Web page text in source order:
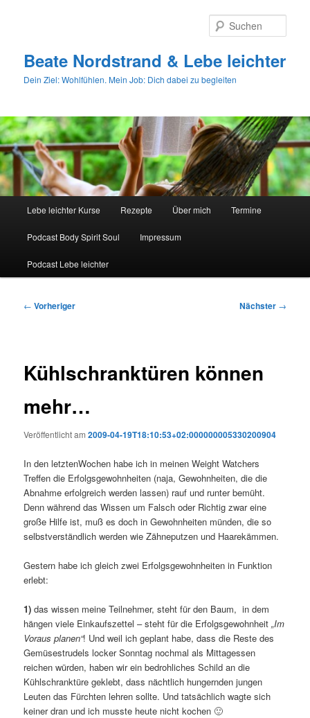
Beate Nordstrand & Lebe leichter
Dein Ziel: Wohlfühlen. Mein Job: Dich dabei zu begleiten
Lebe leichter Kurse Rezepte Über mich Termine
Podcast Body Spirit Soul Impressum
Podcast Lebe leichter
Beitragsnavigation
← Vorheriger Nächster →
Kühlschranktüren können
mehr…
Veröffentlicht am2009-04-19T18:10:53+02:000000005330200904
In den letztenWochen habe ich in meinen Weight Watchers
Treffen die Erfolgsgewohnheiten (naja, Gewohnheiten, die die
Abnahme erfolgreich werden lassen) rauf und runter bemüht.
Denn während das Wissen um Falsch oder Richtig zwar eine
große Hilfe ist, muß es doch in Gewohnheiten münden, die so
selbstverständlich werden wie Zähneputzen und Haarekämmen.
Gestern habe ich gleich zwei Erfolgsgewohnheiten in Funktion
erlebt:
1)das wissen meine Teilnehmer, steht für den Baum, in dem
hängen viele Einkaufszettel – steht für die Erfolgsgewohnheit„Im
Voraus planen“! Und weil ich geplant habe, dass die Reste des
Gemüsestrudels locker Sonntag nochmal als Mittagessen
reichen würden, haben wir ein bedrohliches Schild an die
Kühlschranktüre geklebt, dass nächtlich hungernden jungen
Leuten das Fürchten lehren sollte. Und tatsächlich wagte sich
keiner dran und ich musste heute nicht kochen 🙂